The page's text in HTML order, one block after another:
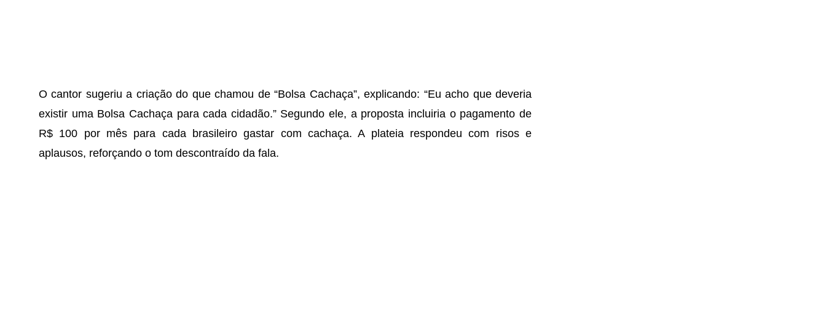
O cantor sugeriu a criação do que chamou de “Bolsa Cachaça”, explicando: “Eu acho que deveria
existir uma Bolsa Cachaça para cada cidadão.” Segundo ele, a proposta incluiria o pagamento de
R$ 100 por mês para cada brasileiro gastar com cachaça. A plateia respondeu com risos e
aplausos, reforçando o tom descontraído da fala.